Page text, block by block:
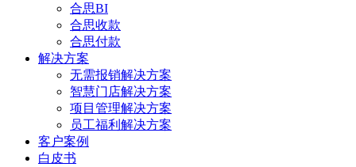
合思BI
合思收款
合思付款
解决方案
无需报销解决方案
智慧门店解决方案
项目管理解决方案
员工福利解决方案
客户案例
白皮书